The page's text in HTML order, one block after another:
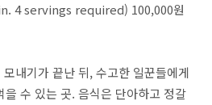
4 servings required) 100,000원
내기가 끝난 뒤, 수고한 일꾼들에게
수 있는 곳. 음식은 단아하고 정갈